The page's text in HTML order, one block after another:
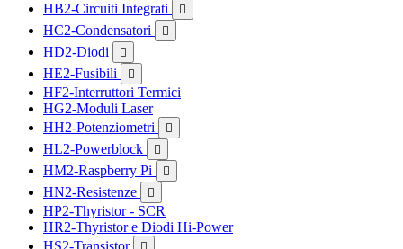
HB2-Circuiti Integrati 
HC2-Condensatori 
HD2-Diodi 
HE2-Fusibili 
HF2-Interruttori Termici
HG2-Moduli Laser
HH2-Potenziometri

HL2-Powerblock 
HM2-Raspberry Pi 
HN2-Resistenze 
HP2-Thyristor - SCR
HR2-Thyristor e Diodi Hi-Power
HS2-Transistor